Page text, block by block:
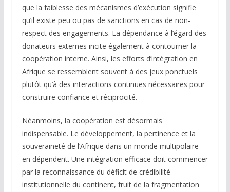
que la faiblesse des mécanismes d’exécution signifie
qu’il existe peu ou pas de sanctions en cas de non-
respect des engagements. La dépendance à l’égard des
donateurs externes incite également à contourner la
coopération interne. Ainsi, les efforts d’intégration en
Afrique se ressemblent souvent à des jeux ponctuels
plutôt qu’à des interactions continues nécessaires pour
construire confiance et réciprocité.
Néanmoins, la coopération est désormais
indispensable. Le développement, la pertinence et la
souveraineté de l’Afrique dans un monde multipolaire
en dépendent. Une intégration efficace doit commencer
par la reconnaissance du déficit de crédibilité
institutionnelle du continent, fruit de la fragmentation